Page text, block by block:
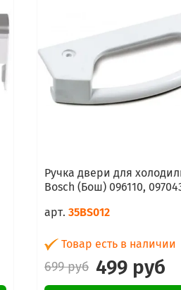
Ручка двери для
Bosch (Бош) 096110,
арт.35BS012
Товар есть в наличии
699 руб 499 руб